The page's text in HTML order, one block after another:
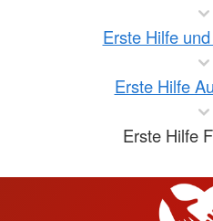
Erste Hilfe
Erste Hilfe
Erste Hilfe